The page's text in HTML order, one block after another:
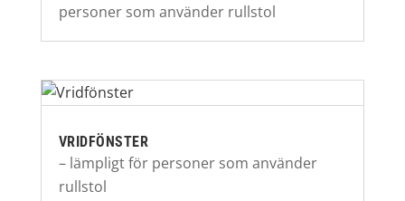
personer som använder rullstol
VRIDFÖNSTER
– lämpligt för personer som använder
rullstol